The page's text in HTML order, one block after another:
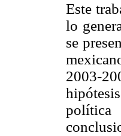
Este
lo
se
2003-
política